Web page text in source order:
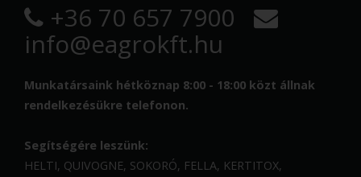
+36 70 657 7900
info@eagrokft.hu
Munkatársaink hétköznap 8:00 - 18:00 közt állnak
rendelkezésükre telefonon.
Segítségére leszünk:
HELTI, QUIVOGNE, SOKORÓ, FELLA, KERTITOX,